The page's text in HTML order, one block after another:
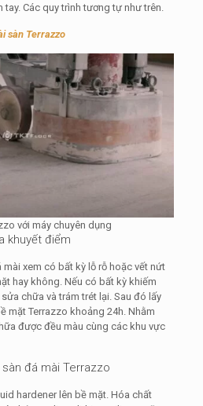
Các quy trình tương tự như trên.
sàn Terrazzo
với máy chuyên dụng
khuyết điểm
xem có bất kỳ lỗ rỗ hoặc vết nứt
hay không. Nếu có bất kỳ khiếm
chữa và trám trét lại. Sau đó lấy
mặt Terrazzo khoảng 24h. Nhằm
được đều màu cùng các khu vực
đá mài Terrazzo
hardener lên bề mặt. Hóa chất